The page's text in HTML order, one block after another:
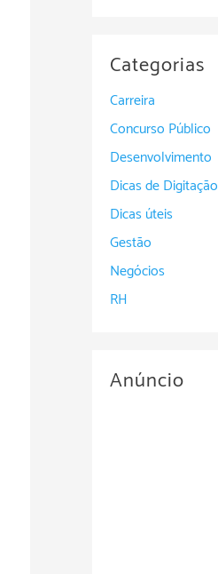
Categorias
Carreira
Concurso Público
Desenvolvimento
Dicas de Digitação
Dicas úteis
Gestão
Negócios
RH
Anúncio